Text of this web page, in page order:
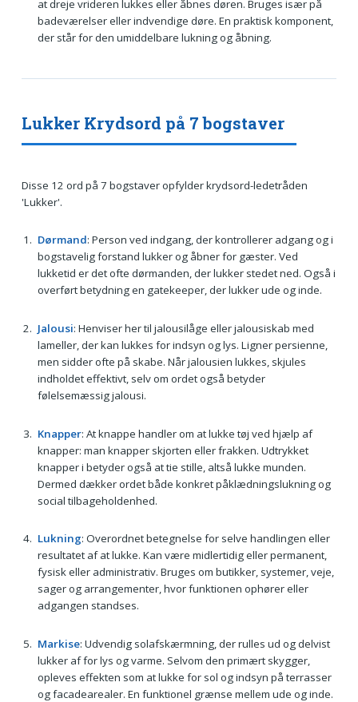
at dreje vrideren lukkes eller åbnes døren. Bruges især på
badeværelser eller indvendige døre. En praktisk komponent,
der står for den umiddelbare lukning og åbning.
Lukker Krydsord på 7 bogstaver
Disse 12 ord på 7 bogstaver opfylder krydsord-ledetråden
'Lukker'.
Dørmand: Person ved indgang, der kontrollerer adgang og i
bogstavelig forstand lukker og åbner for gæster. Ved
lukketid er det ofte dørmanden, der lukker stedet ned. Også i
overført betydning en gatekeeper, der lukker ude og inde.
Jalousi: Henviser her til jalousilåge eller jalousiskab med
lameller, der kan lukkes for indsyn og lys. Ligner persienne,
men sidder ofte på skabe. Når jalousien lukkes, skjules
indholdet effektivt, selv om ordet også betyder
følelsemæssig jalousi.
Knapper: At knappe handler om at lukke tøj ved hjælp af
knapper: man knapper skjorten eller frakken. Udtrykket
knapper i betyder også at tie stille, altså lukke munden.
Dermed dækker ordet både konkret påklædningslukning og
social tilbageholdenhed.
Lukning: Overordnet betegnelse for selve handlingen eller
resultatet af at lukke. Kan være midlertidig eller permanent,
fysisk eller administrativ. Bruges om butikker, systemer, veje,
sager og arrangementer, hvor funktionen ophører eller
adgangen standses.
Markise: Udvendig solafskærmning, der rulles ud og delvist
lukker af for lys og varme. Selvom den primært skygger,
opleves effekten som at lukke for sol og indsyn på terrasser
og facadearealer. En funktionel grænse mellem ude og inde.